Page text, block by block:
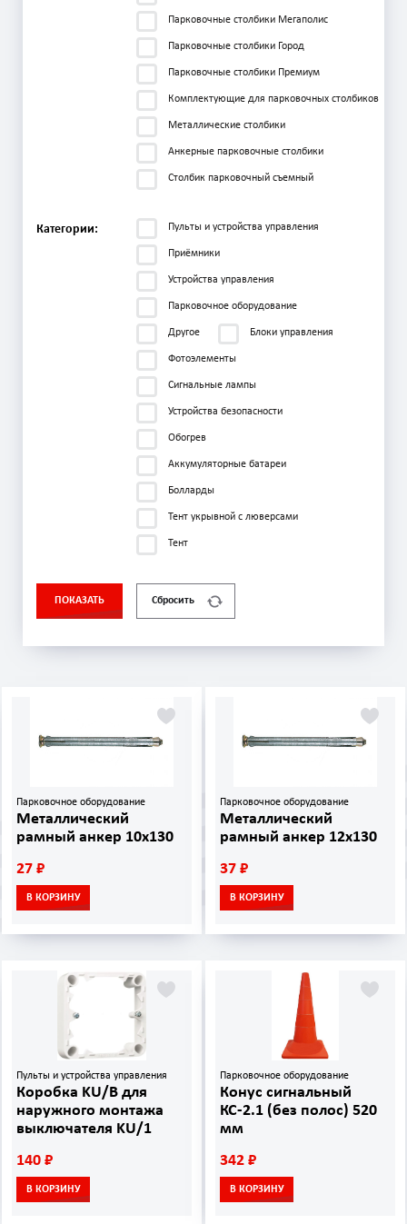
Парковочные столбики Мегаполис
Парковочные столбики Город
Парковочные столбики Премиум
Комплектующие для парковочных столбиков
Металлические столбики
Анкерные парковочные столбики
Столбик парковочный съемный
Категории: Пульты и устройства управления
Приёмники
Устройства управления
Парковочное оборудование
Другое Блоки управления
Фотоэлементы
Сигнальные лампы
Устройства безопасности
Обогрев
Аккумуляторные батареи
Болларды
Тент укрывной с люверсами
Тент
ПОКАЗАТЬ Сбросить
Парковочное оборудование
Металлический
рамный анкер 10х130
27 ₽
В КОРЗИНУ
Парковочное оборудование
Металлический
рамный анкер 12х130
37 ₽
В КОРЗИНУ
Пульты и устройства управления
Коробка KU/B для
наружного монтажа
выключателя KU/1
140 ₽
В КОРЗИНУ
Парковочное оборудование
Конус сигнальный
КС-2.1 (без полос) 520
мм
342 ₽
В КОРЗИНУ